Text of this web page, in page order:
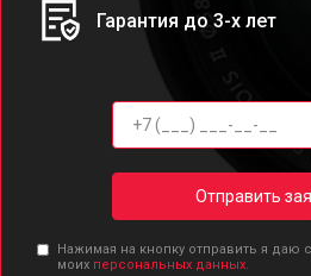
Гарантия до 3-х лет
Отправить
Нажимая на кнопку отправить я даю
моих персональных данных.